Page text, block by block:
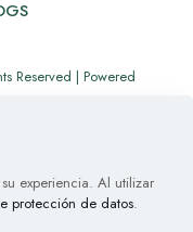
Reserved | Powered
experiencia. Al utilizar
protección de datos.